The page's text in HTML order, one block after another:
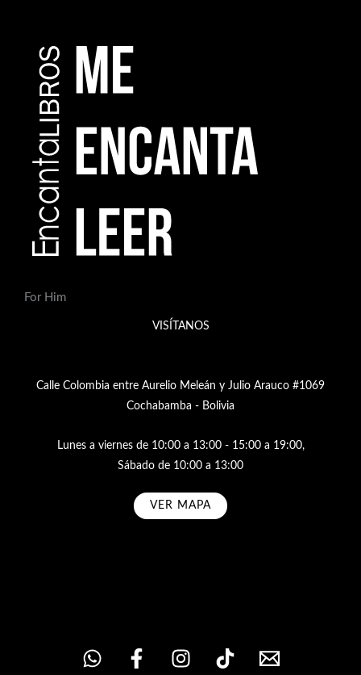
For Him
VISÍTANOS
Calle Colombia entre Aurelio Meleán y Julio Arauco #1069
Cochabamba - Bolivia
Lunes a viernes de 10:00 a 13:00 - 15:00 a 19:00,
Sábado de 10:00 a 13:00
VER MAPA